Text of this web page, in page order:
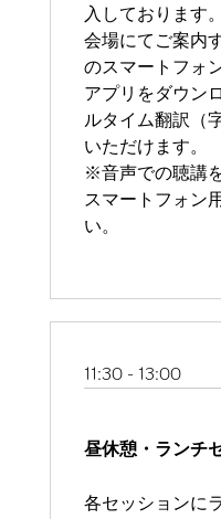
入しております。
会場にてご案内
のスマートフォ
アプリをダウン
ルタイム翻訳（
いただけます。
※音声での聴講
スマートフォン
い。
11:30 - 13:00
昼休憩・ランチ
各セッションに